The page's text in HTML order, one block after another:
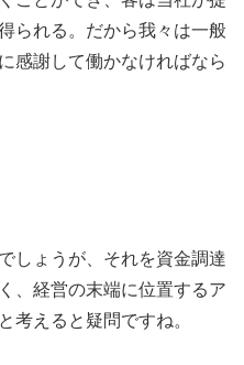
られる。だから我々は一般
感謝して働かなければなら
しょうが、それを資金調達
、経営の末端に位置するア
考えると疑問ですね。